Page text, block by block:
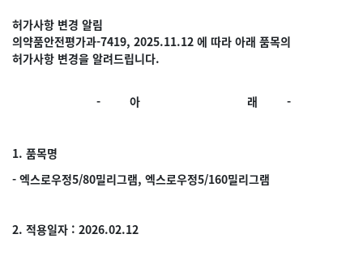
허가사항 변경 알림
의약품안전평가과-7419, 2025.11.12 에 따라 아래 품목의
허가사항 변경을 알려드립니다.
- 아 래 -
1. 품목명
- 엑스로우정5/80밀리그램, 엑스로우정5/160밀리그램
2. 적용일자 : 2026.02.12